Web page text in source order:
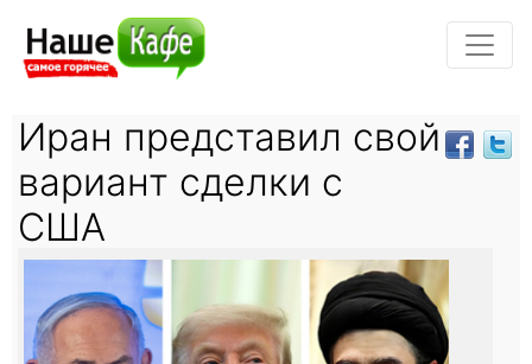
Иран представил свой
вариант сделки с
США